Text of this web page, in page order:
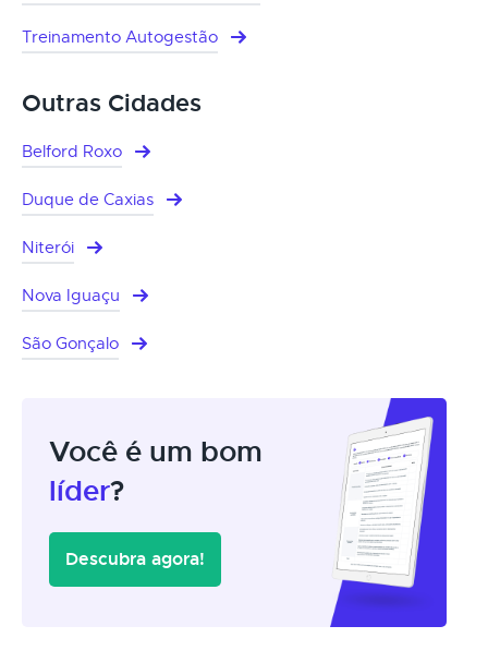
Treinamento Autogestão
Outras Cidades
Belford Roxo
Duque de Caxias
Niterói
Nova Iguaçu
São Gonçalo
Você é um bom
líder?
Descubra agora!